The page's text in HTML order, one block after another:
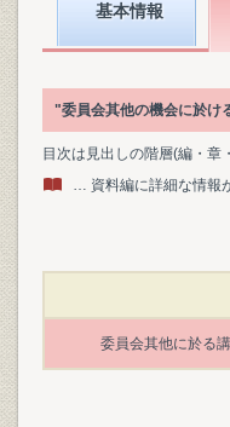
基本情報
"委員会其他の機会に於け
目次は見出しの階層(編・
… 資料編に詳細な情報
委員会其他に於る